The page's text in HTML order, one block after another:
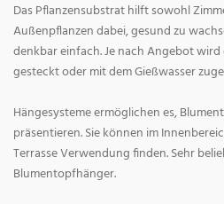
Das Pflanzensubstrat hilft sowohl
Außenpflanzen dabei, gesund zu
denkbar einfach. Je nach Angebot wird
gesteckt oder mit dem Gießwasser
Hängesysteme ermöglichen es,
präsentieren. Sie können im
Terrasse Verwendung finden. Sehr
Blumentopfhänger.